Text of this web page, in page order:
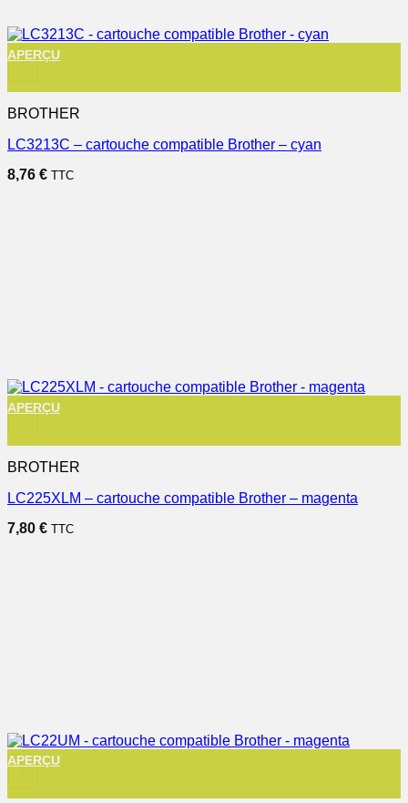
+
APERÇU
BROTHER
LC3213C – cartouche compatible Brother – cyan
8,76 € TTC
+
APERÇU
BROTHER
LC225XLM – cartouche compatible Brother – magenta
7,80 € TTC
+
APERÇU